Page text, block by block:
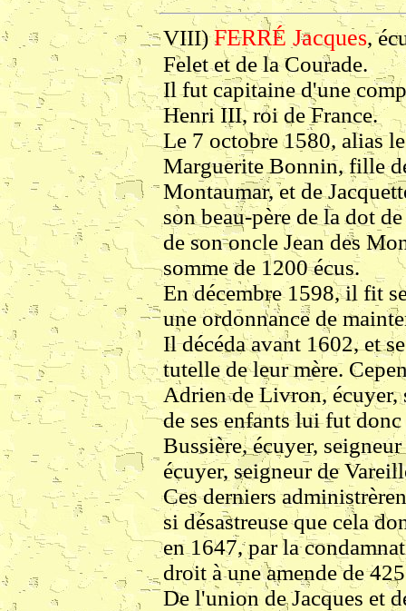
VIII)FERRÉ Jacques,
Felet et de la Courade.
Il fut capitaine d'une
Henri III, roi de France.
Le 7 octobre 1580, alias
Marguerite Bonnin, fille
Montaumar, et de
son beau-père de la dot
de son oncle Jean des
somme de 1200 écus.
En décembre 1598, il fit
une ordonnance de
Il décéda avant 1602, et
tutelle de leur mère.
Adrien de Livron, écuyer,
de ses enfants lui fut
Bussière, écuyer,
écuyer, seigneur de
Ces derniers
si désastreuse que cela
en 1647, par la
droit à une amende de
De l'union de Jacques et